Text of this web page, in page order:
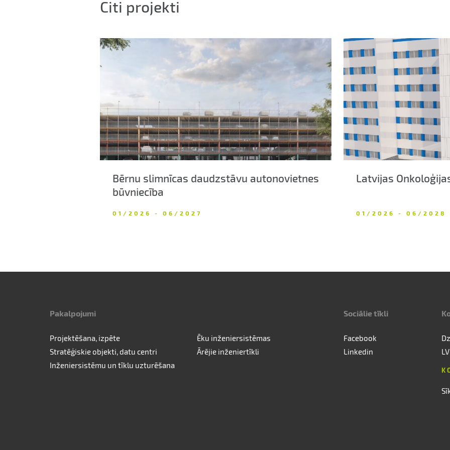
Citi projekti
Bērnu slimnīcas daudzstāvu autonovietnes
būvniecība
01/2026 - 06/2027
Latvijas
01/2026 - 06/2028
Pakalpojumi
Projektēšana, izpēte
Ēku inženiersistēmas
Stratēģiskie objekti, datu centri
Ārējie inženiertīkli
Inženiersistēmu un tīklu uzturēšana
Sociālie tīkli
Facebook
Linkedin